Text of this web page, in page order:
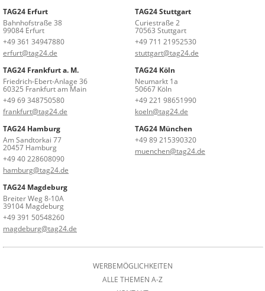
TAG24 Erfurt
Bahnhofstraße 38
99084 Erfurt
+49 361 34947880
erfurt@tag24.de
TAG24 Stuttgart
Curiestraße 2
70563 Stuttgart
+49 711 21952530
stuttgart@tag24.de
TAG24 Frankfurt a. M.
Friedrich-Ebert-Anlage 36
60325 Frankfurt am Main
+49 69 348750580
frankfurt@tag24.de
TAG24 Köln
Neumarkt 1a
50667 Köln
+49 221 98651990
koeln@tag24.de
TAG24 Hamburg
Am Sandtorkai 77
20457 Hamburg
+49 40 228608090
hamburg@tag24.de
TAG24 München
+49 89 215390320
muenchen@tag24.de
TAG24 Magdeburg
Breiter Weg 8-10A
39104 Magdeburg
+49 391 50548260
magdeburg@tag24.de
WERBEMÖGLICHKEITEN
ALLE THEMEN A-Z